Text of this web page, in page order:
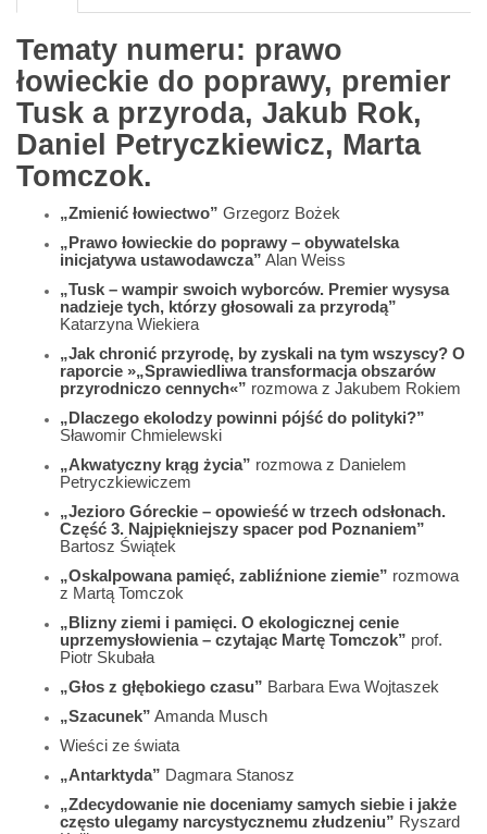
Tematy numeru: prawo
łowieckie do poprawy, premier
Tusk a przyroda, Jakub Rok,
Daniel Petryczkiewicz, Marta
Tomczok.
„Zmienić łowiectwo” Grzegorz Bożek
„Prawo łowieckie do poprawy – obywatelska
inicjatywa ustawodawcza” Alan Weiss
„Tusk – wampir swoich wyborców. Premier wysysa
nadzieje tych, którzy głosowali za przyrodą”
Katarzyna Wiekiera
„Jak chronić przyrodę, by zyskali na tym wszyscy? O
raporcie »„Sprawiedliwa transformacja obszarów
przyrodniczo cennych«” rozmowa z Jakubem Rokiem
„Dlaczego ekolodzy powinni pójść do polityki?”
Sławomir Chmielewski
„Akwatyczny krąg życia” rozmowa z Danielem
Petryczkiewiczem
„Jezioro Góreckie – opowieść w trzech odsłonach.
Część 3. Najpiękniejszy spacer pod Poznaniem”
Bartosz Świątek
„Oskalpowana pamięć, zabliźnione ziemie” rozmowa
z Martą Tomczok
„Blizny ziemi i pamięci. O ekologicznej cenie
uprzemysłowienia – czytając Martę Tomczok” prof.
Piotr Skubała
„Głos z głębokiego czasu” Barbara Ewa Wojtaszek
„Szacunek” Amanda Musch
Wieści ze świata
„Antarktyda” Dagmara Stanosz
„Zdecydowanie nie doceniamy samych siebie i jakże
często ulegamy narcystycznemu złudzeniu” Ryszard